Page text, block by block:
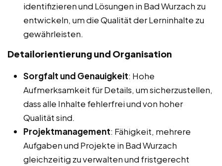
identifizieren und Lösungen in Bad Wurzach zu
entwickeln, um die Qualität der Lerninhalte zu
gewährleisten.
Detailorientierung und Organisation
Sorgfalt und Genauigkeit: Hohe
Aufmerksamkeit für Details, um sicherzustellen,
dass alle Inhalte fehlerfrei und von hoher
Qualität sind.
Projektmanagement: Fähigkeit, mehrere
Aufgaben und Projekte in Bad Wurzach
gleichzeitig zu verwalten und fristgerecht